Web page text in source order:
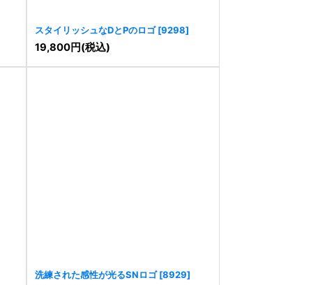
スタイリッシュなDとPのロゴ [9298]
19,800円(税込)
洗練された感性が光るSNロゴ [8929]